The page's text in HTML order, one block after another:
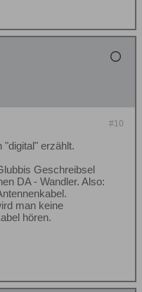
#10
erzählt.
Geschreibsel
DA - Wandler. Also:
man keine
hören.